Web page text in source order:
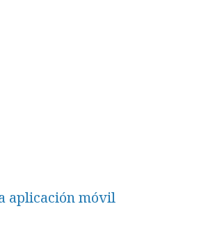
aplicación móvil